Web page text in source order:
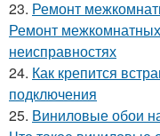
23. Ремонт
Ремонт
неисправностях
24. Как крепится
подключения
25. Виниловые обои